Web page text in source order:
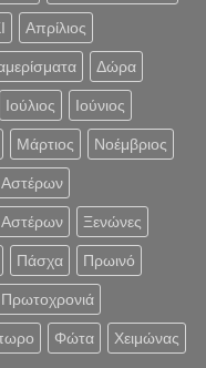
Απρίλιος
Δώρα
Ιούλιος Ιούνιος
Μάρτιος Νοέμβριος
Αστέρων
Αστέρων Ξενώνες
Πάσχα Πρωινό
Πρωτοχρονιά
Φώτα Χειμώνας